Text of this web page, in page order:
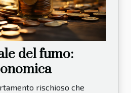
del fumo:
rischioso che